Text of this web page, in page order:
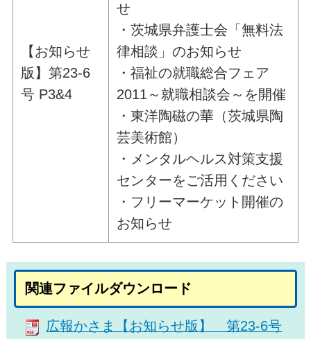
【お知らせ
版】第23-6
号 P3&4
せ
・茨城県弁護士会「無料法
律相談」のお知らせ
・福祉の就職総合フェア
2011～就職相談会～を開催
・東洋陶磁の華（茨城県陶
芸美術館）
・メンタルヘルス対策支援
センターをご活用ください
・フリーマーケット開催の
お知らせ
関連ファイルダウンロード
広報かさま【お知らせ版】 第23-6号